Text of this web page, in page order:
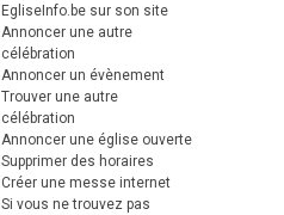
EgliseInfo.be sur son site
Annoncer une autre
célébration
Annoncer un évènement
Trouver une autre
célébration
Annoncer une église ouverte
Supprimer des horaires
Créer une messe internet
Si vous ne trouvez pas